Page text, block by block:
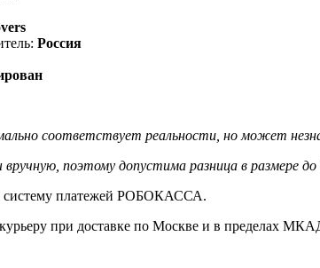
Россия
соответствует реальности, но может
поэтому допустима разница в размере до
систему платежей РОБОКАССА.
при доставке по Москве и в пределах